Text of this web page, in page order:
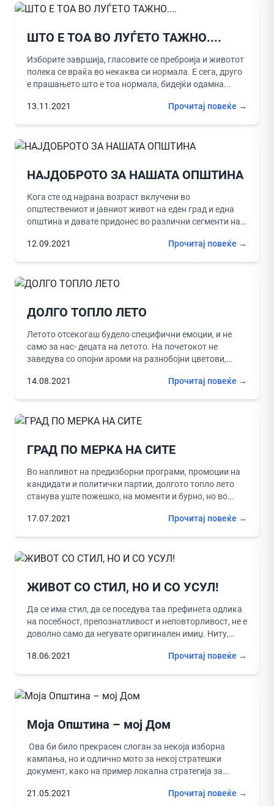
ШТО Е ТОА ВО ЛУЃЕТО ТАЖНО....
Изборите завршија, гласовите се преброија и животот
полека се враќа во некаква си нормала. Е сега, друго
е прашањето што е тоа нормала, бидејќи одамна...
13.11.2021 Прочитај повеќе →
НАЈДОБРОТО ЗА НАШАТА ОПШТИНА
Кога сте од најрана возраст вклучени во
општествениот и јавниот живот на еден град и една
општина и давате придонес во различни сегменти на
12.09.2021
Прочитај повеќе →
ДОЛГО ТОПЛО ЛЕТО
Летото отсекогаш будело специфични емоции, и не
само за нас- децата на летото. На почетокот не
заведува со опојни ароми на разнобојни цветови,
14.08.2021
Прочитај повеќе →
ГРАД ПО МЕРКА НА СИТЕ
Во напливот на предизборни програми, промоции на
кандидати и политички партии, долгото топло лето
станува уште пожешко, на моменти и бурно, но во
17.07.2021
Прочитај повеќе →
ЖИВОТ СО СТИЛ, НО И СО УСУЛ!
Да се има стил, да се поседува таа префинета одлика
на посебност, препознатливост и неповторливост, не е
доволно само да негувате оригинален имиџ. Ниту,
18.06.2021
Прочитај повеќе →
Моја Општина – мој Дом
Ова би било прекрасен слоган за некоја изборна
кампања, но и одлично мото за некој стратешки
документ, како на пример локална стратегија за
21.05.2021
Прочитај повеќе →